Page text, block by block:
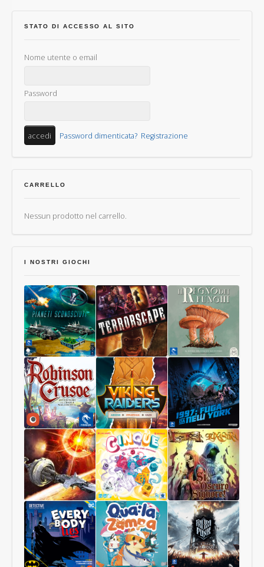
STATO DI ACCESSO AL SITO
Nome utente o email
Password
Password dimenticata? Registrazione
CARRELLO
Nessun prodotto nel carrello.
I NOSTRI GIOCHI
Pianeti
Sconosciuti
Terrorscape
Il
Regno
dei
Funghi
Robinson
Crusoe
Collector
Edition
Viking
Raiders
1997:
Fuga
da
New
York
Starship
Interstellar
Cinque
Sì,
Oscuro
Signore